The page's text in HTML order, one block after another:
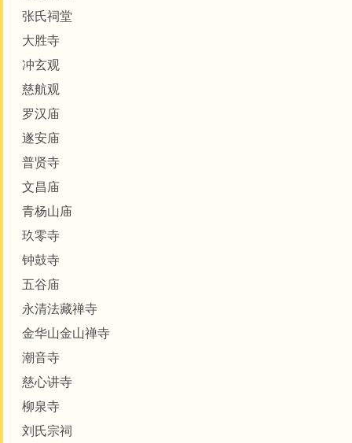
张氏祠堂
大胜寺
冲玄观
慈航观
罗汉庙
遂安庙
普贤寺
文昌庙
青杨山庙
玖零寺
钟鼓寺
五谷庙
永清法藏禅寺
金华山金山禅寺
潮音寺
慈心讲寺
柳泉寺
刘氏宗祠